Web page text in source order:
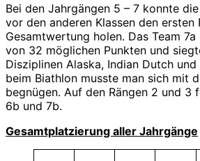
Bei den Jahrgängen 5 – 7 konnte
vor den anderen Klassen den ersten
Gesamtwertung holen. Das Team
von 32 möglichen Punkten und
Disziplinen Alaska, Indian Dutch
beim Biathlon musste man sich mit
begnügen. Auf den Rängen 2 und 3
6b und 7b.
Gesamtplatzierung aller Jahrgänge